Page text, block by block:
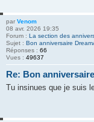
par Venom
08 avr. 2026 19:35
Forum : La section des
Sujet : Bon anniversaire
Réponses : 66
Vues : 49637
Re: Bon
Tu insinues que je suis